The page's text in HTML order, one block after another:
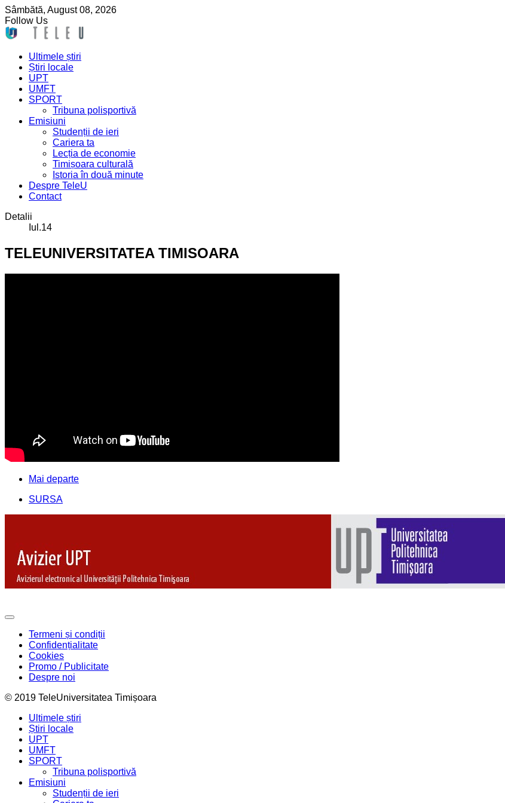
Sâmbătă, August08, 2026
Follow Us
Ultimele știri
Știri locale
UPT
UMFT
SPORT
Tribuna polisportivă
Emisiuni
Studenții de ieri
Cariera ta
Lecția de economie
Timișoara culturală
Istoria în două minute
Despre TeleU
Contact
Detalii
Iul.14
TELEUNIVERSITATEA TIMISOARA
Mai departe
SURSA
Termeni și condiții
Confidențialitate
Cookies
Promo / Publicitate
Despre noi
© 2019 TeleUniversitatea Timișoara
Ultimele știri
Știri locale
UPT
UMFT
SPORT
Tribuna polisportivă
Emisiuni
Studenții de ieri